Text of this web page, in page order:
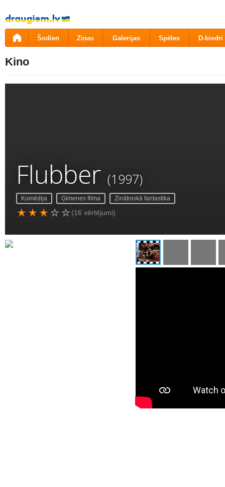
Pāriet
uz
saturu
Šodien Ziņas Galerijas Spēles D-biedri
Kino
Flubber (1997)
Komēdija Ģimenes filma Zinātniskā fantastika
(16 vērtējumi)